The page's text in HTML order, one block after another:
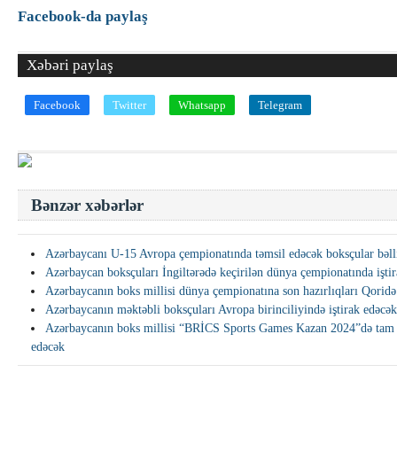
Facebook-da paylaş
Xəbəri paylaş
Facebook Twitter Whatsapp Telegram
Bənzər xəbərlər
Azərbaycanı U-15 Avropa çempionatında təmsil edəcək boksçular
Azərbaycan boksçuları İngiltərədə keçirilən dünya çempionatında
Azərbaycanın boks millisi dünya çempionatına son hazırlıqları
Azərbaycanın məktəbli boksçuları Avropa birinciliyində iştirak
Azərbaycanın boks millisi “BRİCS Sports Games Kazan 2024”də tam
edəcək